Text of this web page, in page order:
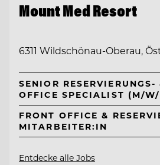
Mount Med Resort
6311 Wildschönau-Oberau,
SENIOR RESERVIERUNGS-
OFFICE SPECIALIST (M/
FRONT OFFICE &
MITARBEITER:IN
Entdecke alle Jobs